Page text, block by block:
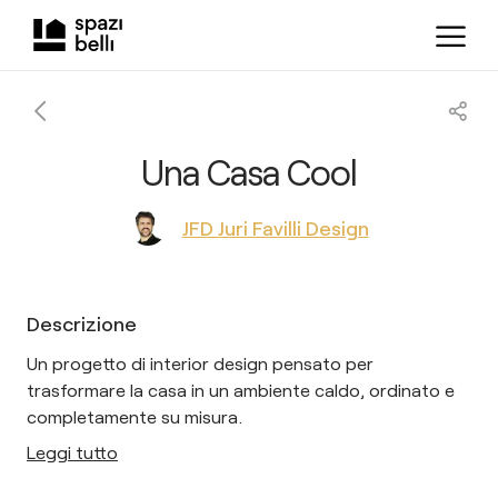
Una Casa Cool
JFD Juri Favilli Design
Descrizione
Un progetto di interior design pensato per
trasformare la casa in un ambiente caldo, ordinato e
completamente su misura.
Leggi tutto